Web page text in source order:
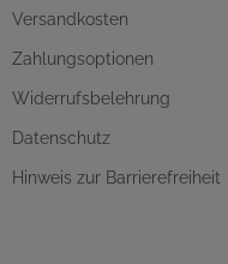
Versandkosten
Zahlungsoptionen
Widerrufsbelehrung
Datenschutz
Hinweis zur Barrierefreiheit